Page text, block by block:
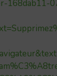
168dab11-